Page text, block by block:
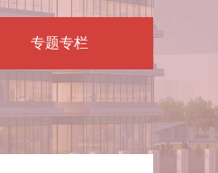
专题专栏